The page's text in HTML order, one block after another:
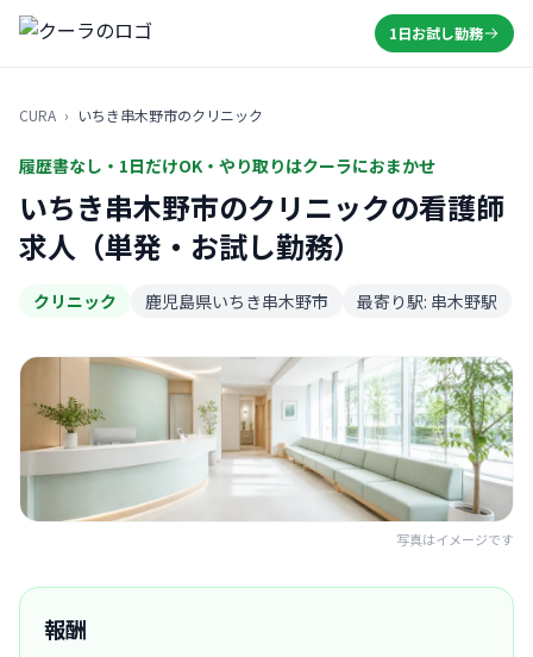
1日お試し勤務
CURA › いちき串木野市のクリニック
履歴書なし・1日だけOK・やり取りはクーラにおまかせ
いちき串木野市のクリニックの看護師
求人（単発・お試し勤務）
クリニック 鹿児島県いちき串木野市 最寄り駅: 串木野駅
写真はイメージです
報酬